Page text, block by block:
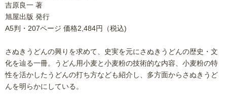
吉原良一 著
旭屋出版 発行
A5判・207ページ 価格2,484円（税込)
さぬきうどんの興りを求めて、史実を元にさぬきうどんの歴史・文
化を辿る一冊。うどん用小麦と小麦粉の技術的な内容、小麦粉の特
性を活かしたうどんの打ち方なども紹介し、多方面からさぬきうど
んを明らかにしている。